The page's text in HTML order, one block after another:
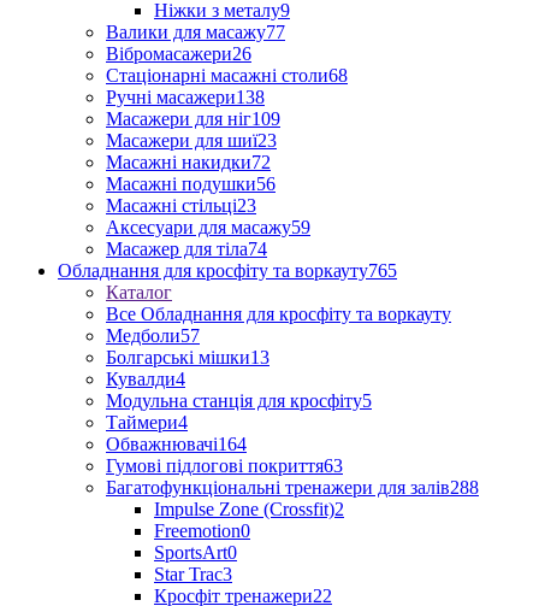
Ніжки з металу9
Валики для масажу77
Вібромасажери26
Стаціонарні масажні столи68
Ручні масажери138
Масажери для ніг109
Масажери для шиї23
Масажні накидки72
Масажні подушки56
Масажні стільці23
Аксесуари для масажу59
Масажер для тіла74
Обладнання для кросфіту та воркауту765
Каталог
Все Обладнання для кросфіту та воркауту
Медболи57
Болгарські мішки13
Кувалди4
Модульна станція для кросфіту5
Таймери4
Обважнювачі164
Гумові підлогові покриття63
Багатофункціональні тренажери для залів288
Impulse Zone (Crossfit)2
Freemotion0
SportsArt0
Star Trac3
Кросфіт тренажери22